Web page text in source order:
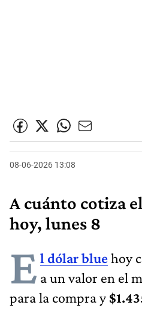
08-06-2026 13:08
A cuánto cotiza
hoy, lunes 8
E l dólar bluehoy
a un valor en el
para la compra y